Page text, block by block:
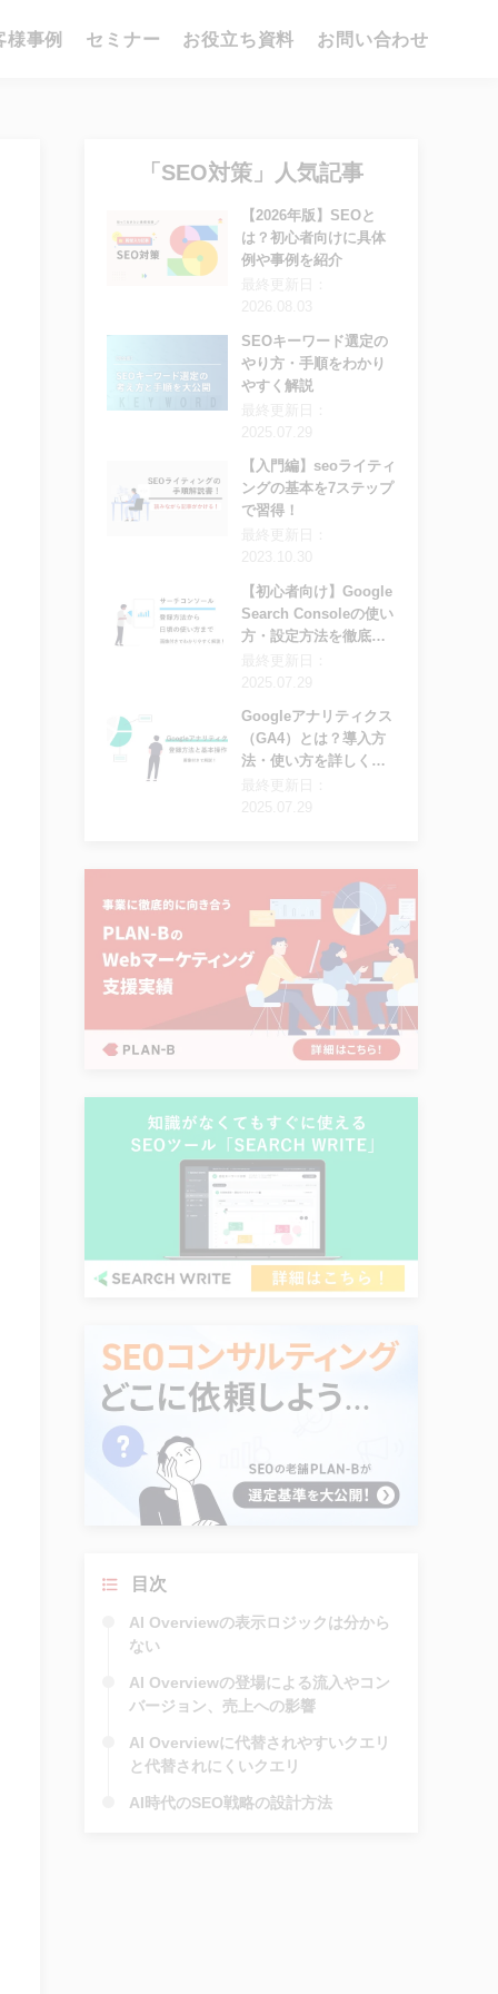
様事例 セミナー お役立ち資料 お問い合わせ
「SEO対策」人気記事
【2026年版】SEOと
は？初心者向けに具体
例や事例を紹介
SEOキーワード選定の
やり方・手順をわかり
やすく解説
【入門編】seoライティ
ングの基本を7ステップ
で習得！
【初心者向け】Google
Search Consoleの使い
方・設定方法を徹底解
Googleアナリティクス
（GA4）とは？導入方
法・使い方を詳しく解
目次
AI Overviewの表示ロジックは分から
ない
AI Overviewの登場による流入やコン
バージョン、売上への影響
AI Overviewに代替されやすいクエリ
と代替されにくいクエリ
AI時代のSEO戦略の設計方法